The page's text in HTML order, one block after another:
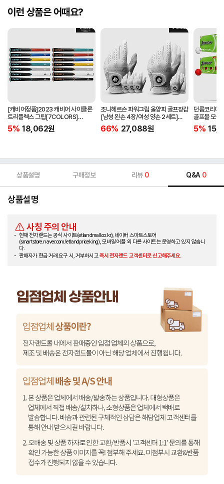
이런 상품은 어때요?
[캐비어정품]2023 캐비어 사이클론
트리플렉스 그립[7COLORS]
[라운드][39g/42g/46g/50g]
[R/S 토크]
5% 18,062원
조니헤르슨 파워그립 올양피 골프장갑
[남성 왼손 4장/여성 양손 2세트]
[화이트][케이스포함]
66% 27,088원
던롭코리아
골프볼 모
[2피스/12
5%
상품설명 구매정보 리뷰 0 Q&A 0
상품설명
사칭 주의 안내
현재 전자랜드는 공식 사이트(etlandmall.co.kr), 네이버 스마트스토어
(smartstore.naver.com/etlandpriceking), 모바일 어플 외 다른 사이트는 운영하고 있지 않습니
다.
판매자가 현금 거래 요구 시, 거부하시고즉시 전자랜드 고객센터로 신고해주세요.